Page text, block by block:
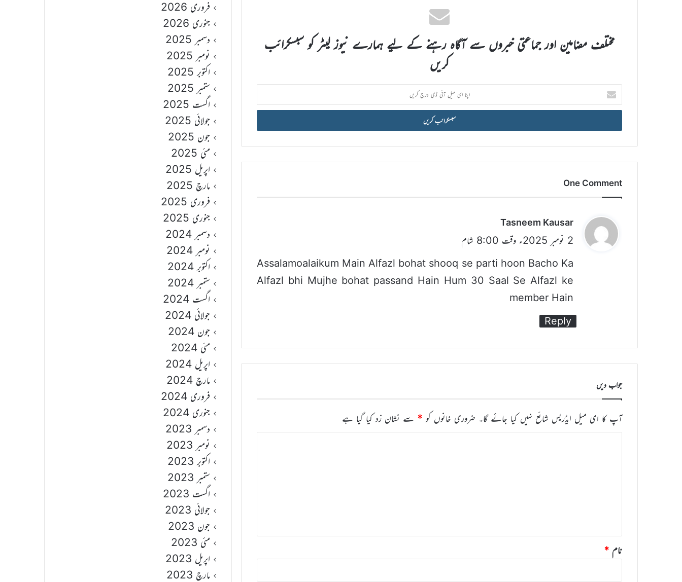
مختلف مضامین اور جماعتی خبروں سے آگاہ رہنے کے لیے ہمارے نیوز لیٹر کو سبسکرائب
کریں
اپنا
ای
میل
ڈی
One Comment
Tasneem Kausar
ے
ہ
2 نومبر 2025ء وقت 8:00 شام
Assalamoalaikum Main Alfazl bohat shooq se parti hoon Bacho Ka
Alfazl bhi Mujhe bohat passand Hain Hum 30 Saal Se Alfazl ke
member Hain
Reply
جواب دیں
آپ کا ای میل ایڈریس شائع نہیں کیا جائے گا۔ ضروری خانوں کو * سے نشان زد کیا گیا ہے
نام *
فروری 2026
جنوری 2026
دسمبر 2025
نومبر 2025
اکتوبر 2025
ستمبر 2025
اگست 2025
جولائی 2025
جون 2025
مئی 2025
اپریل 2025
مارچ 2025
فروری 2025
جنوری 2025
دسمبر 2024
نومبر 2024
اکتوبر 2024
ستمبر 2024
اگست 2024
جولائی 2024
جون 2024
مئی 2024
اپریل 2024
مارچ 2024
فروری 2024
جنوری 2024
دسمبر 2023
نومبر 2023
اکتوبر 2023
ستمبر 2023
اگست 2023
جولائی 2023
جون 2023
مئی 2023
اپریل 2023
مارچ 2023